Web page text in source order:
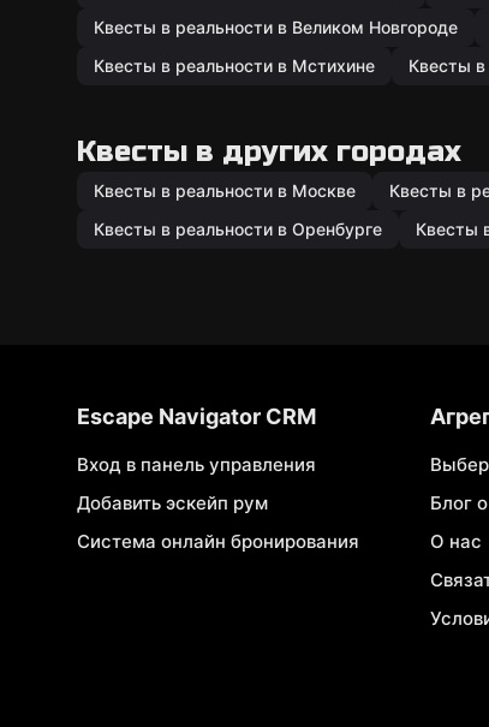
Квесты в реальности в Великом Новгороде
Квесты в реальности в Мстихине
Квесты в
Квесты в других городах
Квесты в реальности в Москве Квесты в
Квесты в реальности в Оренбурге
Квесты
Escape Navigator CRM
Вход в панель управления
Добавить эскейп рум
Система онлайн бронирования
Блог
О нас